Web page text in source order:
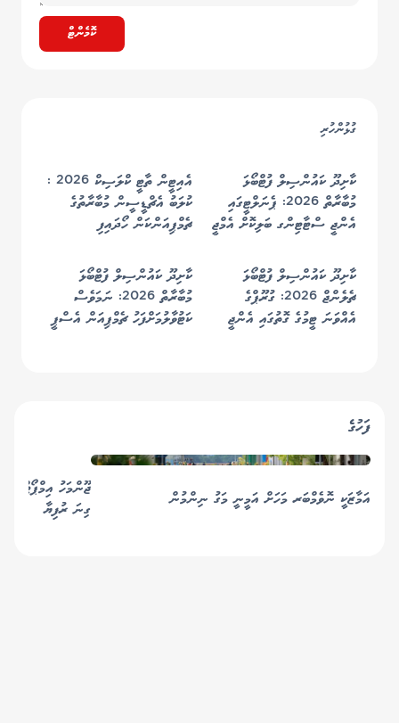
ކޮމެންޓް
ގުޅުންހުރި
ކާށިދޫ ކައުންސިލް ފުޓްބޯޅަ
މުބާރާތް 2026: ޕެނަލްޓީގައި
އެންޖީ ސްޓާޓިންގ ބަލިކޮށް އެމްޖީ
ޗެމްޕިއަންކަން ހޯދައިފި
އެއިޓީން ތާޓީ ކްލަސިކް 2026 :
ކުލަބު އެޗްޑީސީން މުބާރާތުގެ
ޗެމްޕިއަންކަން ހޯދައިފި
ކާށިދޫ ކައުންސިލް ފުޓްބޯޅަ
ޗެލެންޖް 2026: ގުރޫޕްގެ
އެއްވަނަ ޓީމުގެ ގޮތުގައި އެންޖީ
ކާށިދޫ ކައުންސިލް ފުޓްބޯޅަ
މުބާރާތް 2026: ނަމަވެސް
ކަޓުވާލުމަށްފަހު ޗެމްޕިއަން އެސްޕީ
ފަހުގެ
އަމާޒަކީ ނޮވެމްބަރ މަހަށް އަމީނީ މަގު ނިންމުން
ގިނަ ރުފިޔާ